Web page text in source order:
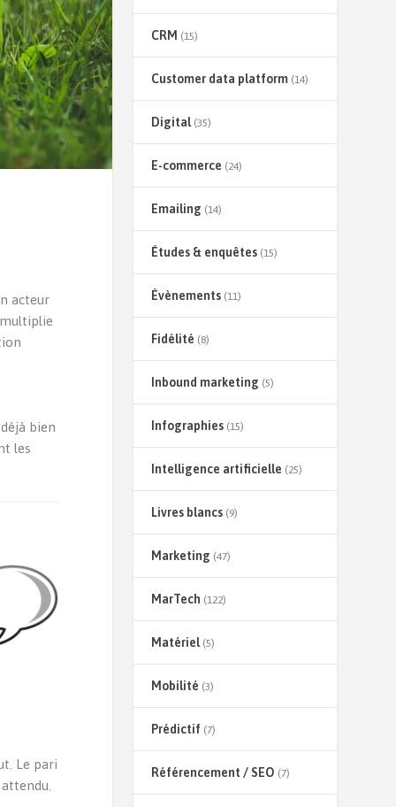
acteur
bien
les
Le pari
CRM (15)
Customer data platform(14)
Digital(35)
E-commerce (24)
Emailing (14)
Études & enquêtes(15)
Évènements(11)
Fidélité (8)
Inbound marketing (5)
Infographies(15)
Intelligence artificielle (25)
Livres blancs(9)
Marketing (47)
MarTech (122)
Matériel(5)
Mobilité (3)
Prédictif (7)
Référencement / SEO (7)